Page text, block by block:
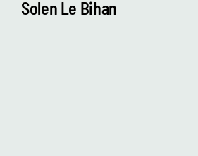
Solen Le Bihan